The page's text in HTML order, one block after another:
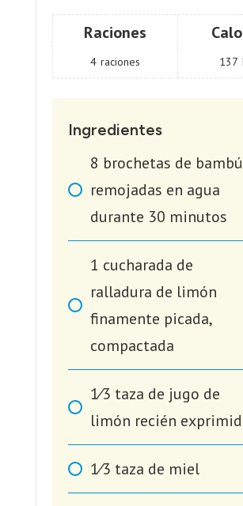
Raciones
4 raciones 137
Ingredientes
8 brochetas de
remojadas en agua
durante 30 minutos
1 cucharada de
ralladura de limón
finamente picada,
compactada
1⁄3 taza de jugo de
limón recién
1⁄3 taza de miel